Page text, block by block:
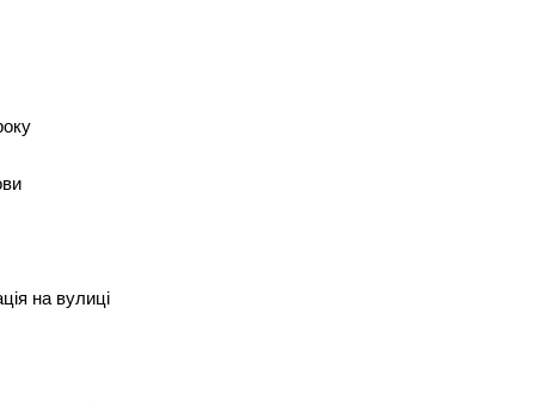
на вулиці